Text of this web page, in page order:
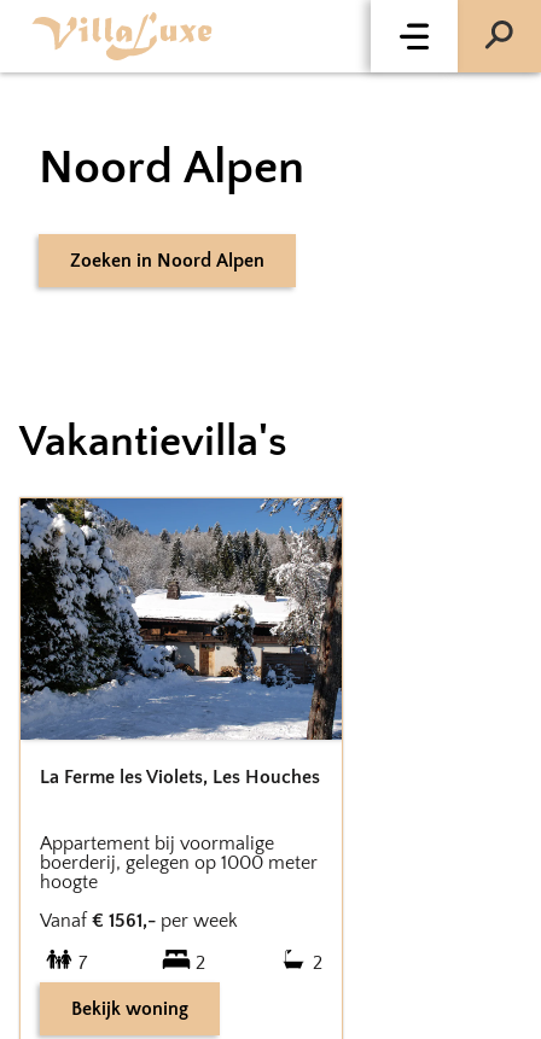
Noord Alpen
Zoeken in Noord Alpen
Vakantievilla's
La Ferme les Violets, Les Houches
Appartement bij voormalige
boerderij, gelegen op 1000 meter
hoogte
Vanaf € 1561,- per week
7
2 2
Bekijk woning